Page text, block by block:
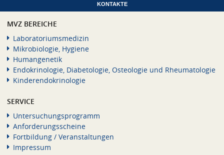
KONTAKTE
MVZ BEREICHE
Laboratoriumsmedizin
Mikrobiologie, Hygiene
Humangenetik
Endokrinologie, Diabetologie, Osteologie und Rheumatologie
Kinderendokrinologie
SERVICE
Untersuchungsprogramm
Anforderungsscheine
Fortbildung / Veranstaltungen
Impressum